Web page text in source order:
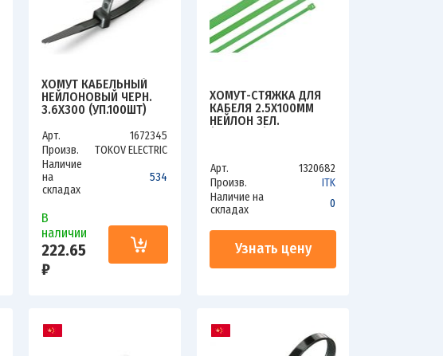
ХОМУТ КАБЕЛЬНЫЙ
НЕЙЛОНОВЫЙ ЧЕРН.
3.6Х300 (УП.100ШТ)
HNS-3.6-300-B/100
Арт.
1672345
Произв.
TOKOV ELECTRIC
Наличие
на
складах
534
В
наличии
222.65
₽
ХОМУТ-СТЯЖКА ДЛЯ
КАБЕЛЯ 2.5Х100ММ
НЕЙЛОН ЗЕЛ.
Арт.
1320682
Произв.
ITK
Наличие на
складах
0
Узнать цену